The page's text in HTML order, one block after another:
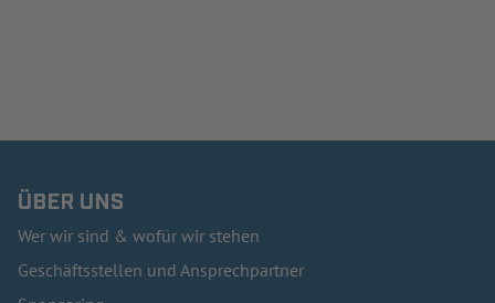
ÜBER UNS
Wer wir sind & wofür wir stehen
Geschäftsstellen und Ansprechpartner